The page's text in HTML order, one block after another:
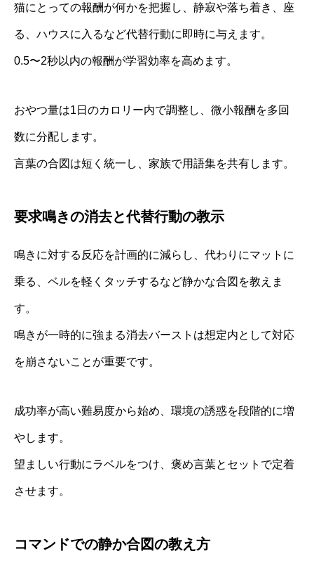
猫にとっての報酬が何かを把握し、静寂や落ち着き、座
る、ハウスに入るなど代替行動に即時に与えます。
0.5〜2秒以内の報酬が学習効率を高めます。
おやつ量は1日のカロリー内で調整し、微小報酬を多回
数に分配します。
言葉の合図は短く統一し、家族で用語集を共有します。
要求鳴きの消去と代替行動の教示
鳴きに対する反応を計画的に減らし、代わりにマットに
乗る、ベルを軽くタッチするなど静かな合図を教えま
す。
鳴きが一時的に強まる消去バーストは想定内として対応
を崩さないことが重要です。
成功率が高い難易度から始め、環境の誘惑を段階的に増
やします。
望ましい行動にラベルをつけ、褒め言葉とセットで定着
させます。
コマンドでの静か合図の教え方